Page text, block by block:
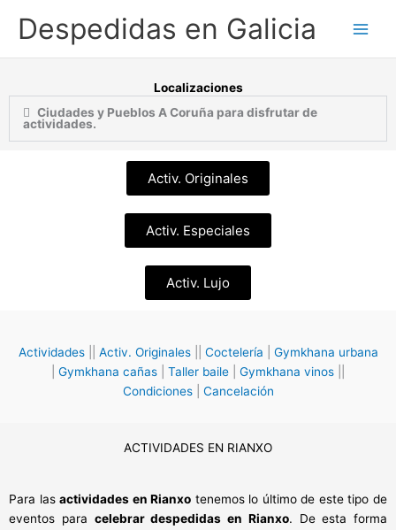
Despedidas en Galicia
Localizaciones
Ciudades y Pueblos A Coruña para disfrutar de
actividades.
Activ. Originales
Activ. Especiales
Activ. Lujo
Actividades|| Activ. Originales|| Coctelería
Gymkhana urbana
Gymkhana cañas Taller baile Gymkhana vinos
Condiciones| Cancelación
ACTIVIDADES EN RIANXO
Para lasactividades en Rianxo tenemos lo último de este tipo de
eventos para celebrar despedidas en Rianxo. De esta forma